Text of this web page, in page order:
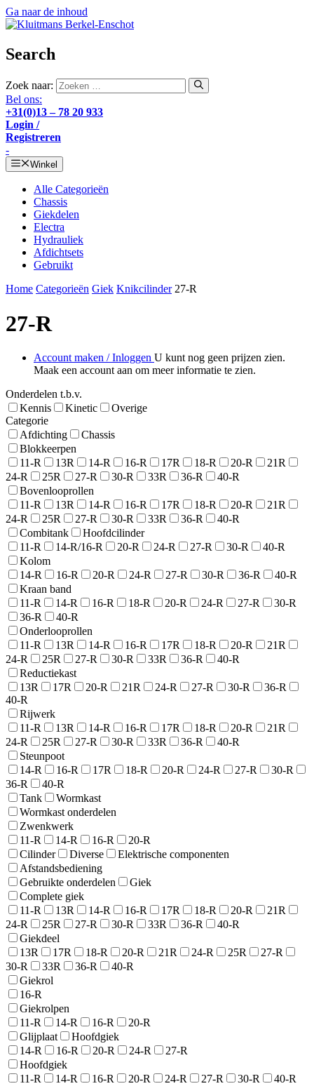
Ga naar de inhoud
Search
Zoek naar:
Bel ons:
+31(0)13 – 78 20 933
Login /
Registreren
-
Winkel
Alle Categorieën
Chassis
Giekdelen
Electra
Hydrauliek
Afdichtsets
Gebruikt
Home Categorieën Giek Knikcilinder 27-R
27-R
Account maken / Inloggen U kunt nog geen prijzen zien.
Maak een account aan om meer informatie te zien.
Onderdelen t.b.v.
Kennis
Kinetic
Overige
Categorie
Afdichting
Chassis
Blokkeerpen
11-R
13R 14-R 16-R 17R 18-R 20-R
21R
24-R
25R 27-R 30-R 33R 36-R
40-R
Bovenlooprollen
11-R
13R 14-R 16-R 17R 18-R 20-R
21R
24-R
25R 27-R 30-R 33R 36-R
40-R
Combitank
Hoofdcilinder
11-R
14-R/16-R 20-R 24-R 27-R 30-R
40-R
Kolom
14-R
16-R 20-R 24-R 27-R 30-R 36-R
40-R
Kraan band
11-R
14-R 16-R 18-R 20-R 24-R 27-R
30-R
36-R
40-R
Onderlooprollen
11-R
13R 14-R 16-R 17R 18-R 20-R
21R
24-R
25R 27-R 30-R 33R 36-R
40-R
Reductiekast
13R
17R 20-R 21R 24-R 27-R 30-R
36-R
40-R
Rijwerk
11-R
13R 14-R 16-R 17R 18-R 20-R
21R
24-R
25R 27-R 30-R 33R 36-R
40-R
Steunpoot
14-R
16-R 17R 18-R 20-R 24-R 27-R
30-R
36-R
40-R
Tank
Wormkast
Wormkast onderdelen
Zwenkwerk
11-R
14-R 16-R
20-R
Cilinder
Diverse
Elektrische componenten
Afstandsbediening
Gebruikte onderdelen
Giek
Complete giek
11-R
13R 14-R 16-R 17R 18-R 20-R
21R
24-R
25R 27-R 30-R 33R 36-R
40-R
Giekdeel
13R
17R 18-R 20-R 21R 24-R 25R
27-R
30-R
33R 36-R
40-R
Giekrol
16-R
Giekrolpen
11-R
14-R 16-R
20-R
Glijplaat
Hoofdgiek
14-R
16-R 20-R 24-R
27-R
Hoofdgiek
11-R
14-R 16-R 20-R 24-R 27-R 30-R
40-R